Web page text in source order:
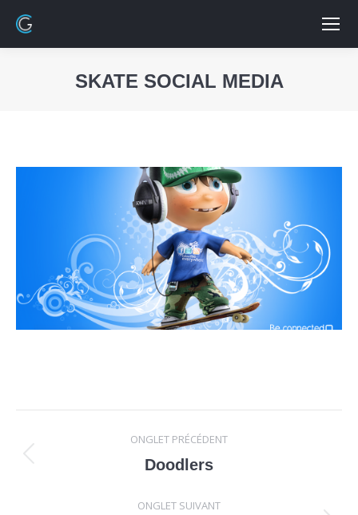
SKATE SOCIAL MEDIA
de
commentaire
ONGLET PRÉCÉDENT
Onglet
Doodlers
ONGLET SUIVANT